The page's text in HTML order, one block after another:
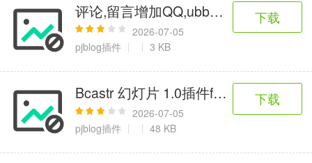
评论,留言增加QQ,ubb按钮版插件 for
2026-07-05
pjblog插件
3 KB
下载
Bcastr 幻灯片 1.0插件for p-jblog
2026-07-05
pjblog插件
48 KB
下载